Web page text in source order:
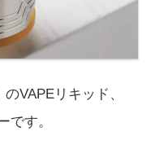
VAPEリキッド、
です。